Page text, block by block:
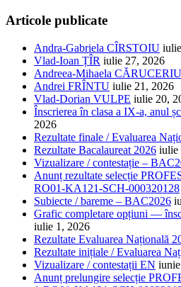
Articole publicate
Andra-Gabriela CÎRSTOIU
Vlad-Ioan ȚÎR iulie 27, 2026
Andreea-Mihaela CĂRUCERIU
Andrei FRÎNTU iulie 21, 2026
Vlad-Dorian VULPE iulie 20,
Înscrierea în clasa a IX-a, anul
2026
Rezultate finale / Evaluarea
Rezultate Bacalaureat 2026 iulie
Vizualizare / contestație –
Anunț rezultate selecție
RO01-KA121-SCH-000320128
Subiecte / bareme – BAC2026
Grafic completare opțiuni —
iulie 1, 2026
Rezultate Evaluarea Națională
Rezultate inițiale / Evaluarea
Vizualizare / contestații EN
Anunț prelungire selecție